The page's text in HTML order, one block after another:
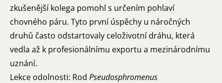
zkušenější kolega pomohl s určením pohlaví
chovného páru. Tyto první úspěchy u náročných
druhů často odstartovaly celoživotní dráhu, která
vedla až k profesionálnímu exportu a mezinárodnímu
uznání.
Lekce odolnosti: Rod Pseudosphromenus